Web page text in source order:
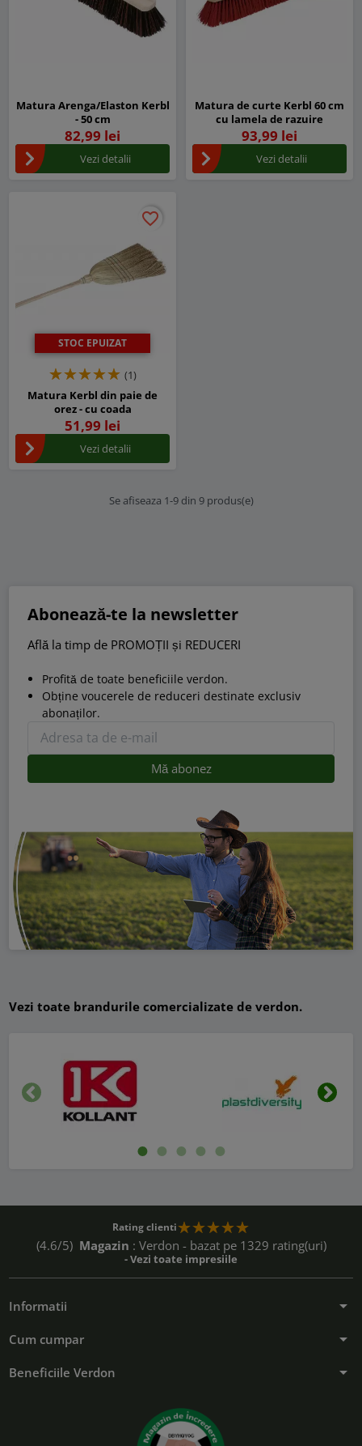
Matura Arenga/Elaston Kerbl
- 50 cm
82,99 lei
Vezi detalii
Matura de curte Kerbl 60 cm
cu lamela de razuire
93,99 lei
Vezi detalii
STOC EPUIZAT
favorite_border
favorite_border
(1)
Matura Kerbl din paie de
orez - cu coada
51,99 lei
Vezi detalii
Se afiseaza 1-9 din 9 produs(e)
Abonează-te la newsletter
Află la timp de PROMOȚII și REDUCERI
Profită de toate beneficiile verdon.
Obține voucerele de reduceri destinate exclusiv
abonaților.
Vezi toate brandurile comercializate de verdon.
Inapoi
Rating clienti
(4.6/5) Magazin : Verdon - bazat pe 1329 rating(uri)
- Vezi toate impresiile
Informatii arrow_drop_down
Cum cumpar arrow_drop_down
Beneficiile Verdon arrow_drop_down